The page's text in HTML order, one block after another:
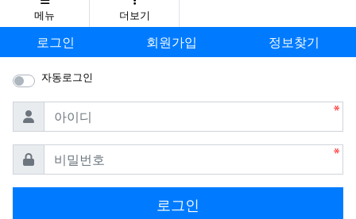
메뉴 더보기
로그인 회원가입 정보찾기
자동로그인
아이디
비밀번호
로그인